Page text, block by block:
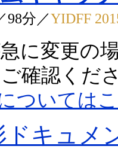
98分／YIDFF
に変更の
確認くだ
ついては
ドキュメ